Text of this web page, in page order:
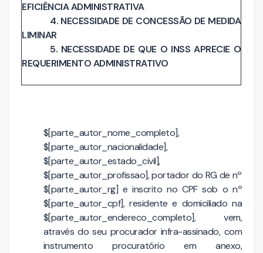
EFICIÊNCIA ADMINISTRATIVA
4. NECESSIDADE DE CONCESSÃO DE MEDIDA
LIMINAR
5. NECESSIDADE DE QUE O INSS APRECIE O
REQUERIMENTO ADMINISTRATIVO
$[parte_autor_nome_completo],
$[parte_autor_nacionalidade],
$[parte_autor_estado_civil],
$[parte_autor_profissao], portador do RG de nº
$[parte_autor_rg] e inscrito no CPF sob o nº
$[parte_autor_cpf], residente e domiciliado na
$[parte_autor_endereco_completo], vem,
através do seu procurador infra-assinado, com
instrumento procuratório em anexo,